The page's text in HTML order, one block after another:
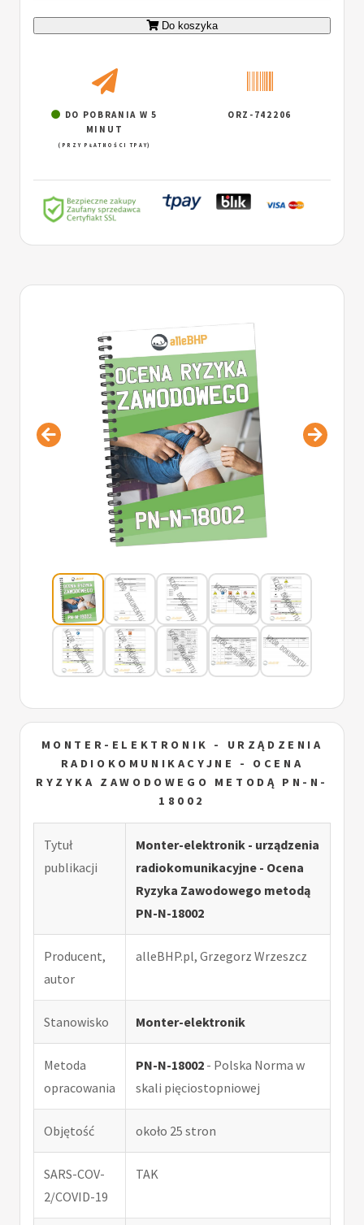
MONTER-ELEKTRONIK - URZĄDZENIA
RADIOKOMUNIKACYJNE - OCENA
RYZYKA ZAWODOWEGO METODĄ PN-N-
18002
Tytuł
publikacji
Monter-elektronik - urządzenia
radiokomunikacyjne - Ocena
Ryzyka Zawodowego metodą
PN-N-18002
Producent,
autor
alleBHP.pl, Grzegorz Wrzeszcz
Stanowisko Monter-elektronik
Metoda
opracowania
PN-N-18002 - Polska Norma w
skali pięciostopniowej
Objętość około 25 stron
SARS-COV-
2/COVID-19
TAK
Do koszyka
DO POBRANIA W 5
MINUT
(PRZY PŁATNOŚCI TPAY)
ORZ-742206